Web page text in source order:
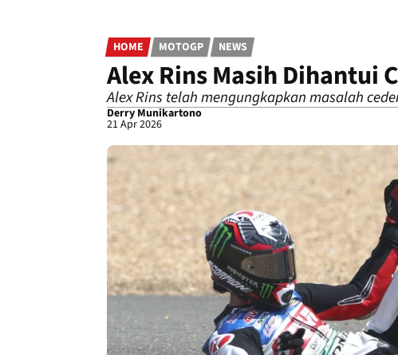
HOME MOTOGP NEWS
Alex Rins Masih Dihantui
Alex Rins telah mengungkapkan masalah
Derry Munikartono
21 Apr 2026